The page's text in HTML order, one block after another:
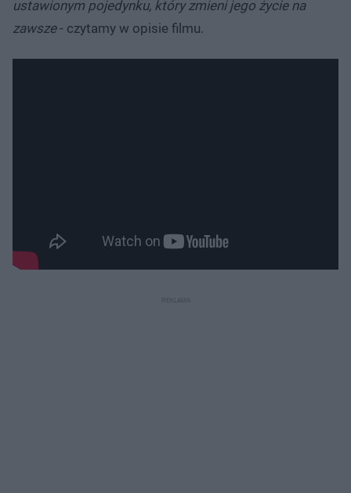
ustawionym pojedynku, który zmieni jego życie na
zawsze- czytamy w opisie filmu.